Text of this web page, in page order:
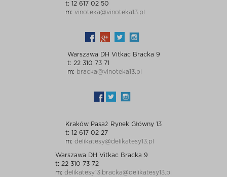
t: 12 617 02 50
m: vinoteka@vinoteka13.pl
Warszawa DH Vitkac Bracka 9
t: 22 310 73 71
m: bracka@vinoteka13.pl
Kraków Pasaż Rynek Główny 13
t: 12 617 02 27
m: delikatesy@delikatesy13.pl
Warszawa DH Vitkac Bracka 9
t: 22 310 73 72
m: delikatesy13.bracka@delikatesy13.pl